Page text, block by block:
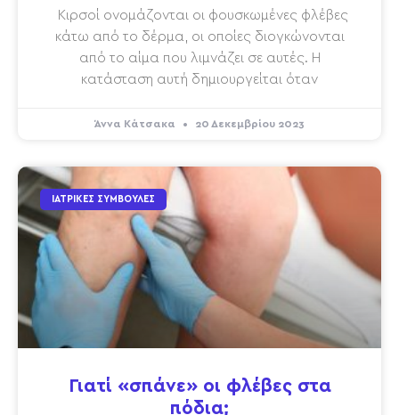
Κιρσοί ονομάζονται οι φουσκωμένες φλέβες
κάτω από το δέρμα, οι οποίες διογκώνονται
από το αίμα που λιμνάζει σε αυτές. Η
κατάσταση αυτή δημιουργείται όταν
Άννα Κάτσακα 20 Δεκεμβρίου 2023
ΙΑΤΡΙΚΈΣ ΣΥΜΒΟΥΛΈΣ
Γιατί «σπάνε» οι φλέβες στα
πόδια;